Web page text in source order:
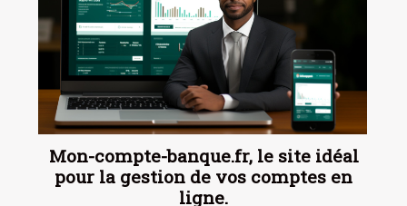
Mon-compte-banque.fr, le site idéal
pour la gestion de vos comptes en
ligne.